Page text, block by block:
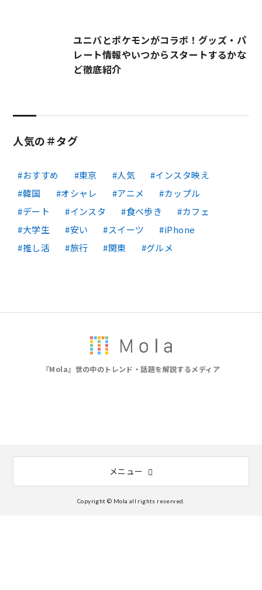
ユニバとポケモンがコラボ！グッズ・パ
レート情報やいつからスタートするかな
ど徹底紹介
人気の＃タグ
おすすめ 東京 人気
インスタ映え
韓国
オシャレ アニメ
カップル
デート
インスタ 食べ歩き
カフェ
大学生
安い スイーツ
iPhone
推し活
旅行 関東 グルメ
『Mola』世の中のトレンド・話題を解説するメディア
メニュー
Copyright © Mola all rights reserved.